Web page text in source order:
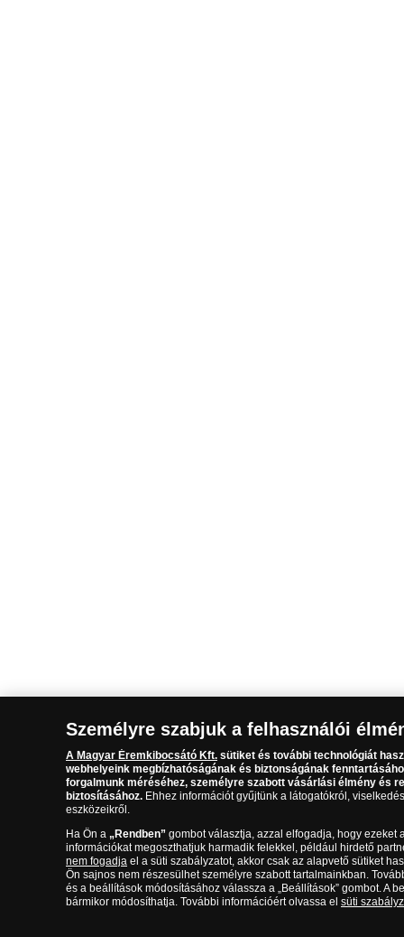
Személyre szabjuk a felhasználói
A Magyar Éremkibocsátó Kft. sütiket és további technológiát
webhelyeink megbízhatóságának és biztonságának
forgalmunk méréséhez, személyre szabott vásárlási élmény és
biztosításához. Ehhez információt gyűjtünk a látogatókról,
eszközeikről.
Ha Ön a „Rendben” gombot választja, azzal elfogadja, hogy ezeket
információkat megoszthatjuk harmadik felekkel, például hirdető
nem fogadja el a süti szabályzatot, akkor csak az alapvető sütiket
Ön sajnos nem részesülhet személyre szabott tartalmainkban.
és a beállítások módosításához válassza a „Beállítások” gombot. A
bármikor módosíthatja. További információért olvassa el süti